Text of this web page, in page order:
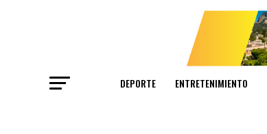
DEPORTE ENTRETENIMIENTO